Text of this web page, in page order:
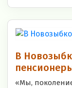
В
«Мы,